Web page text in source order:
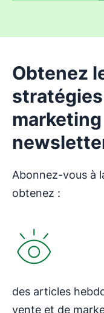
Obtenez
Abonnez-vous à
obtenez :
des articles
vente et de